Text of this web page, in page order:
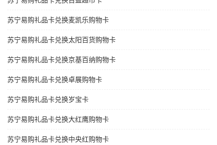
苏宁易购礼品卡兑换麦凯乐购物卡
苏宁易购礼品卡兑换太阳百货购物卡
苏宁易购礼品卡兑换京基百纳购物卡
苏宁易购礼品卡兑换卓展购物卡
苏宁易购礼品卡兑换岁宝卡
苏宁易购礼品卡兑换大红鹰购物卡
苏宁易购礼品卡兑换中央红购物卡